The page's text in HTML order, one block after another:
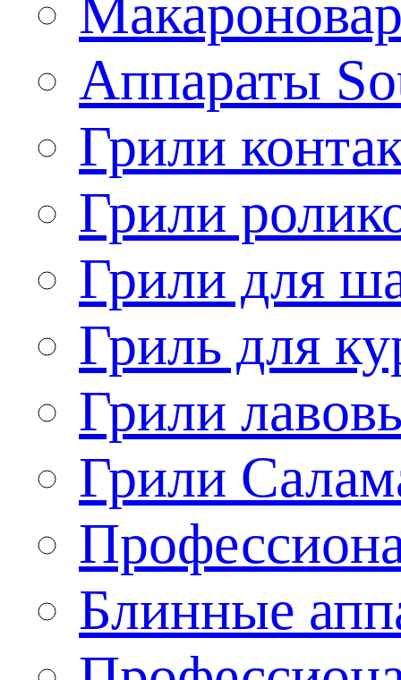
Аппараты
Грили
Грили
Грили для
Гриль для
Грили
Грили
Блинные